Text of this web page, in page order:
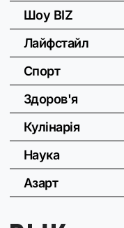
Шоу BIZ
Лайфстайл
Спорт
Здоров'я
Кулінарія
Наука
Азарт